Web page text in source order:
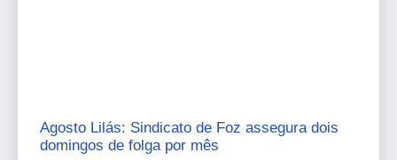
Agosto Lilás: Sindicato de Foz assegura dois
domingos de folga por mês